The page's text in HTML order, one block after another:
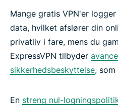
Mange gratis VPN'er
data, hvilket afslører din
privatliv i fare, mens du
ExpressVPN tilbyder
sikkerhedsbeskyttelse,
En streng nul-